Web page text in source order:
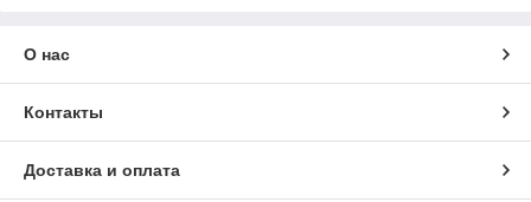
О нас
Контакты
Доставка и оплата